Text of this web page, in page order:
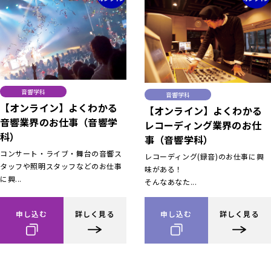
音響学科
【オンライン】よくわかる
音響業界のお仕事（音響学
科）
コンサート・ライブ・舞台の音響ス
タッフや照明スタッフなどのお仕事
に興...
申し込む 詳しく見る
音響学科
【オンライン】よくわかる
レコーディング業界のお仕
事（音響学科）
レコーディング(録音)のお仕事に興
味がある！
そんなあなた...
申し込む 詳しく見る